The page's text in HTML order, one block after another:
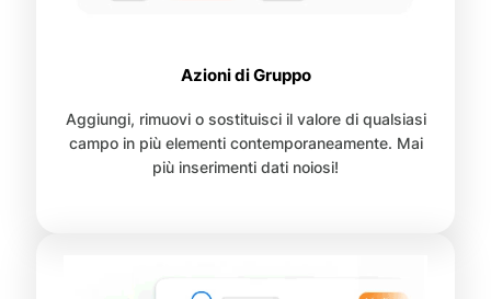
Azioni di Gruppo
Aggiungi, rimuovi o sostituisci il valore di qualsiasi
campo in più elementi contemporaneamente. Mai
più inserimenti dati noiosi!